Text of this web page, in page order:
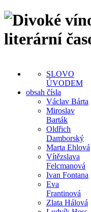
literární
SLOVO
ÚVODEM
obsah čísla
Václav Bárta
Miroslav
Barták
Oldřich
Damborský
Marta Ehlová
Vítězslava
Felcmanová
Ivan Fontana
Eva
Frantinová
Zlata Hálová